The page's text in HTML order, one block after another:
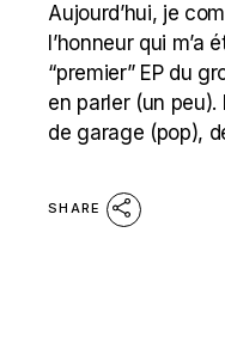
Aujourd’hui, je
l’honneur qui
“premier” EP du
en parler (un peu).
de garage (pop),
SHARE